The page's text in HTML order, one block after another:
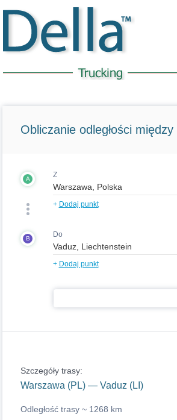
Obliczanie odległości
A Z
+ Dodaj punkt
B Do
+ Dodaj punkt
Szczegóły trasy:
Warszawa (PL) — Vaduz (LI)
Odległość trasy ~ 1268 km